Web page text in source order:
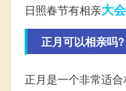
日照春节有相亲大会
正月可以相亲吗?
正月是一个非常适